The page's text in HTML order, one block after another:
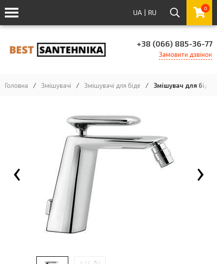
UA | RU 0
+38 (066) 885-36-77
Замовити дзвінок
Головна / Змішувачі / Змішувачі для біде / Змішувач для біде
‹ ›